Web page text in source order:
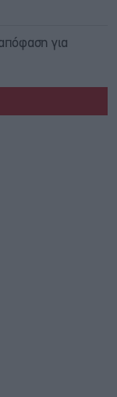
για